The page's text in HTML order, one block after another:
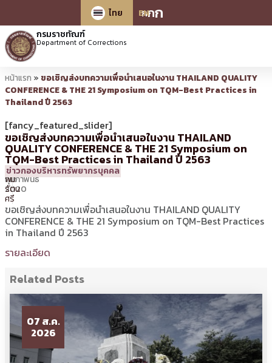
กกก
ไทย
EN
กรมราชทัณฑ์
Department of Corrections
หน้าแรก » ขอเชิญส่งบทความเพื่อนำเสนอในงาน THAILAND QUALITY
CONFERENCE & THE 21 Symposium on TQM-Best Practices in
Thailand ปี 2563
[fancy_featured_slider]
ขอเชิญส่งบทความเพื่อนำเสนอในงาน THAILAND
QUALITY CONFERENCE & THE 21 Symposium on
TQM-Best Practices in Thailand ปี 2563
7
กุมภาพันธ์
2020
11:30 น.
โดย
ศิร
พิม
รัตน
ศรี
ข่าวกองบริหารทรัพยากรบุคคล
ขอเชิญส่งบทความเพื่อนำเสนอในงาน THAILAND QUALITY
CONFERENCE & THE 21 Symposium on TQM-Best Practices
in Thailand ปี 2563
รายละเอียด
Related Posts
07 ส.ค.
2026